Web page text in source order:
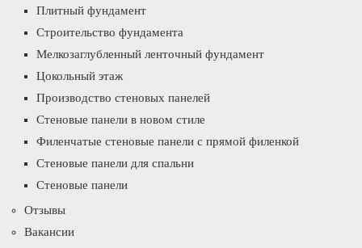
Плитный фундамент
Строительство фундамента
Мелкозаглубленный ленточный фундамент
Цокольный этаж
Производство стеновых панелей
Стеновые панели в новом стиле
Филенчатые стеновые панели с прямой филенкой
Стеновые панели для спальни
Стеновые панели
Отзывы
Вакансии